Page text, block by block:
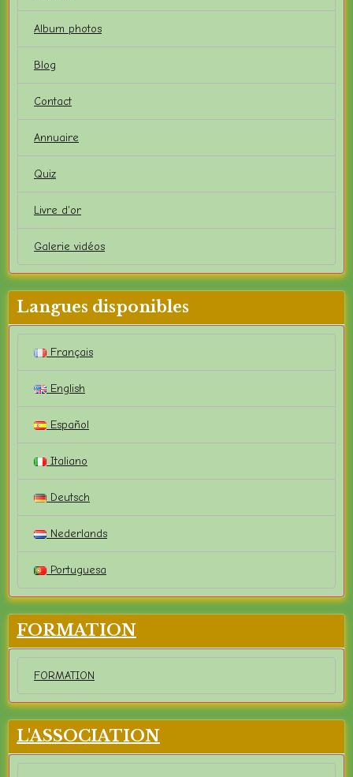
Album photos
Blog
Contact
Annuaire
Quiz
Livre d'or
Galerie vidéos
Langues disponibles
Français
English
Español
Italiano
Deutsch
Nederlands
Portuguesa
FORMATION
FORMATION
L'ASSOCIATION